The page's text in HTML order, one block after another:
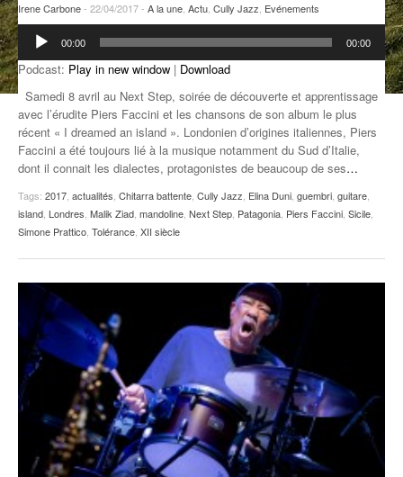
ANCIENNES ÉMISSIONS
Irene Carbone- 22/04/2017 - A la une Actu Cully Jazz Evénements
Lecteur
audio
00:00 00:00
Podcast: Play in new window | Download
Samedi 8 avril au Next Step, soirée de découverte et apprentissage
avec l’érudite Piers Faccini et les chansons de son album le plus
récent « I dreamed an island ». Londonien d’origines italiennes, Piers
Faccini a été toujours lié à la musique notamment du Sud d’Italie,
dont il connait les dialectes, protagonistes de beaucoup de ses…
Tags: 2017 actualités Chitarra battente Cully Jazz Elina Duni guembri guitare
island Londres Malik Ziad mandoline Next Step Patagonia Piers Faccini Sicile
Simone Prattico Tolérance XII siècle